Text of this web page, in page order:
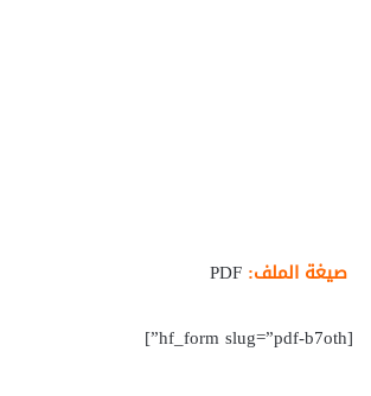
صيغة الملف:
[hf_form slug=”pdf-b7oth”]